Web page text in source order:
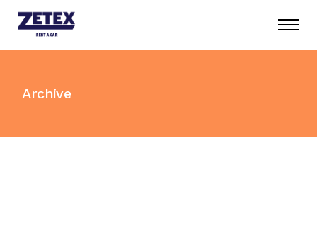
content
Archive